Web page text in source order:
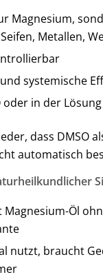
Magnesium,
Metallen,
systemische
in der
dass DMSO
automatisch
Öl
nutzt, braucht